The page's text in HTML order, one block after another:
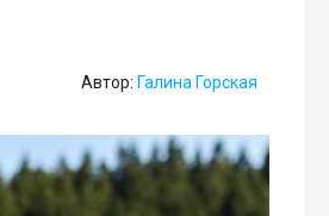
Автор: Галина Горская